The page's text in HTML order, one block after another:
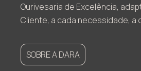
Ourivesaria de Excelência,
Cliente, a cada necessidade, a
SOBRE A DARA